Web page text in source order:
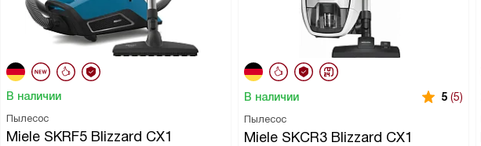
Пылесос
Miele SKRF5 Blizzard CX1
В наличии
Пылесос
Miele SKCR3 Blizzard CX1
В наличии 5 (5)